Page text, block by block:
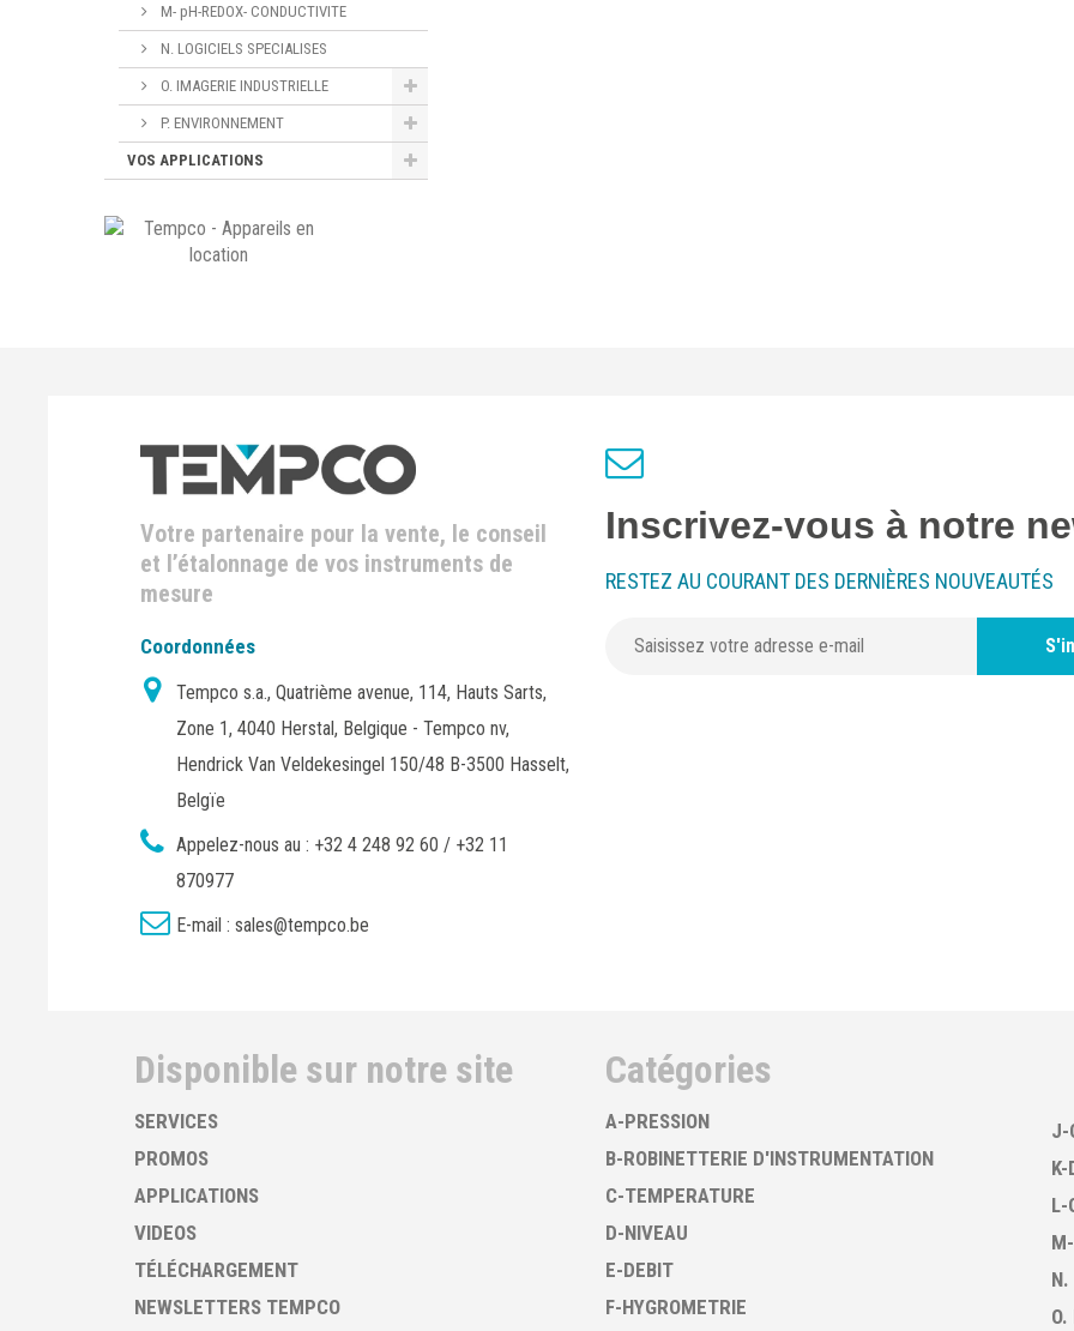
M- pH-REDOX- CONDUCTIVITE
N. LOGICIELS SPECIALISES
O. IMAGERIE INDUSTRIELLE
P. ENVIRONNEMENT
VOS APPLICATIONS
Inscrivez-vous à notre
RESTEZ AU COURANT DES DERNIÈRES NOUVEAUTÉS
Catégories
A-PRESSION
B-ROBINETTERIE D'INSTRUMENTATION
C-TEMPERATURE
D-NIVEAU
E-DEBIT
F-HYGROMETRIE
J-
K-
L-
N.
Votre partenaire pour la vente, le conseil
et l’étalonnage de vos instruments de
mesure
Coordonnées
Tempco s.a., Quatrième avenue, 114, Hauts Sarts,
Zone 1, 4040 Herstal, Belgique - Tempco nv,
Hendrick Van Veldekesingel 150/48 B-3500 Hasselt,
Belgïe
Appelez-nous au : +32 4 248 92 60 / +32 11
870977
E-mail : sales@tempco.be
Disponible sur notre site
SERVICES
PROMOS
APPLICATIONS
VIDEOS
TÉLÉCHARGEMENT
NEWSLETTERS TEMPCO